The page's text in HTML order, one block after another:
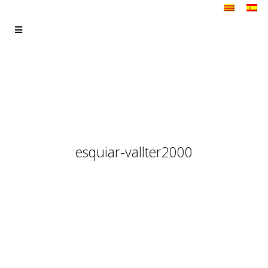
esquiar-vallter2000